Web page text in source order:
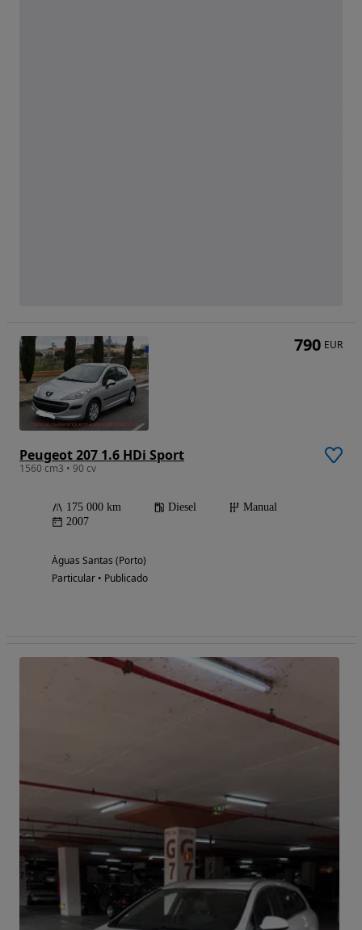
Peugeot 207 1.6 HDi Sport
1560 cm3 • 90 cv
175 000 km Diesel
Manual
2007
Águas Santas (Porto)
Particular • Publicado
790 EUR